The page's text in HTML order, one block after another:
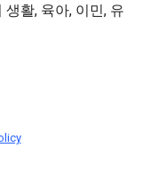
활, 육아, 이민, 유